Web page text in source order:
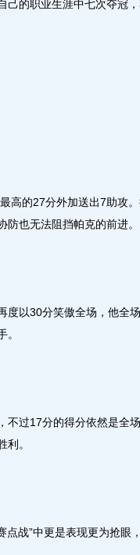
己的职业生涯中七次夺冠
的27分外加送出7助攻。
也无法阻挡帕克的前进。
以30分笑傲全场，他全
。
过17分的得分依然是全
利。
战”中更是表现更为抢眼